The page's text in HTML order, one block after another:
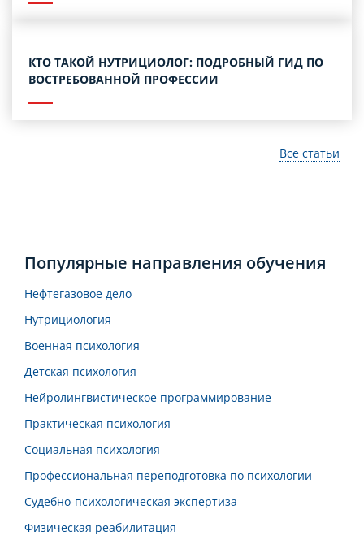
КТО ТАКОЙ НУТРИЦИОЛОГ: ПОДРОБНЫЙ ГИД ПО
ВОСТРЕБОВАННОЙ ПРОФЕССИИ
Все статьи
Популярные направления обучения
Нефтегазовое дело
Нутрициология
Военная психология
Детская психология
Нейролингвистическое программирование
Практическая психология
Социальная психология
Профессиональная переподготовка по психологии
Судебно-психологическая экспертиза
Физическая реабилитация